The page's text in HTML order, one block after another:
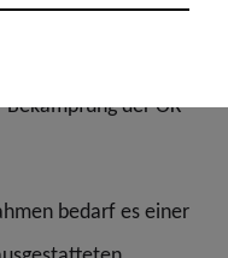
des GdP-
den
der OK
bedarf es einer